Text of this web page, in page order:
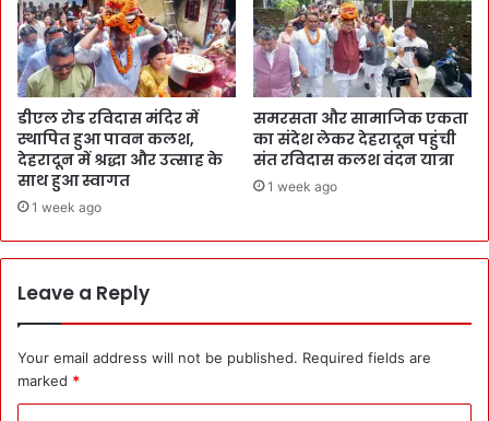
डीएल रोड रविदास मंदिर में
स्थापित हुआ पावन कलश,
देहरादून में श्रद्धा और उत्साह के
साथ हुआ स्वागत
1 week ago
समरसता और सामाजिक एकता
का संदेश लेकर देहरादून पहुंची
संत रविदास कलश वंदन यात्रा
1 week ago
Leave a Reply
Your email address will not be published. Required fields are
marked *